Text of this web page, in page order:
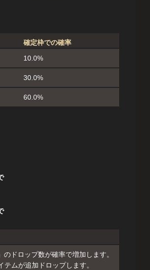
確定枠での確率
10.0%
30.0%
60.0%
ドロップ数が確率で増加します。
テムが追加ドロップします。